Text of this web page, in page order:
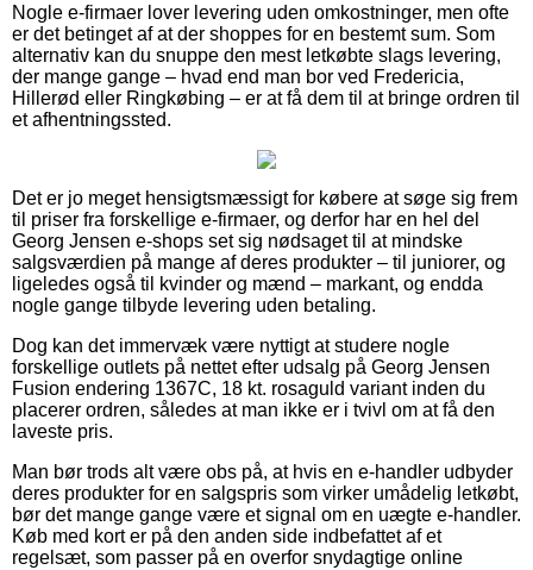
Nogle e-firmaer lover levering uden omkostninger, men ofte
er det betinget af at der shoppes for en bestemt sum. Som
alternativ kan du snuppe den mest letkøbte slags levering,
der mange gange – hvad end man bor ved Fredericia,
Hillerød eller Ringkøbing – er at få dem til at bringe ordren til
et afhentningssted.
Det er jo meget hensigtsmæssigt for købere at søge sig frem
til priser fra forskellige e-firmaer, og derfor har en hel del
Georg Jensen e-shops set sig nødsaget til at mindske
salgsværdien på mange af deres produkter – til juniorer, og
ligeledes også til kvinder og mænd – markant, og endda
nogle gange tilbyde levering uden betaling.
Dog kan det immervæk være nyttigt at studere nogle
forskellige outlets på nettet efter udsalg på Georg Jensen
Fusion endering 1367C, 18 kt. rosaguld variant inden du
placerer ordren, således at man ikke er i tvivl om at få den
laveste pris.
Man bør trods alt være obs på, at hvis en e-handler udbyder
deres produkter for en salgspris som virker umådelig letkøbt,
bør det mange gange være et signal om en uægte e-handler.
Køb med kort er på den anden side indbefattet af et
regelsæt, som passer på en overfor snydagtige online